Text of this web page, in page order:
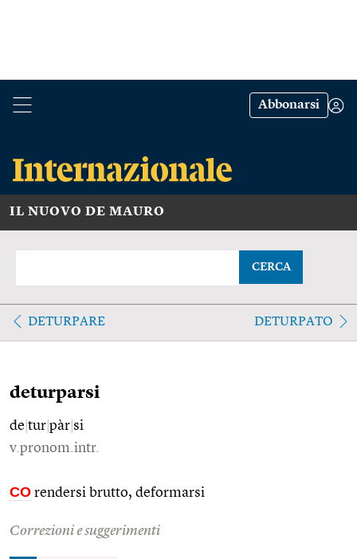
Abbonarsi
IL NUOVO DE MAURO
CERCA
DETURPARE DETURPATO
deturparsi
de tur pàr si
v.pronom.intr.
CO rendersi brutto, deformarsi
Correzioni e suggerimenti